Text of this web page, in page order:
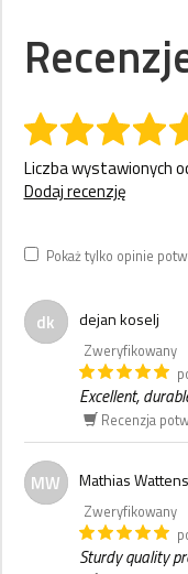
Liczba wystawionych
Dodaj recenzję
Pokaż tylko opinie
dk dejan koselj
Zweryfikowany
Excellent,
Recenzja
MW Mathias
Zweryfikowany
Sturdy quality